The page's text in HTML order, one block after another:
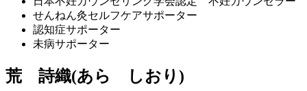
せんねん灸セルフケアサポーター
認知症サポーター
未病サポーター
荒 詩織(あら しおり)